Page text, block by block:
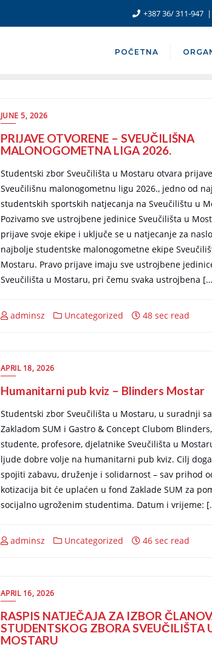
+387 36/ 311-947
POČETNA
JUNE 5, 2026
PRIJAVE OTVORENE – SVEUČILIŠNA
MALONOGOMETNA LIGA 2026.
Studentski zbor Sveučilišta u Mostaru otvara
Sveučilišnu malonogometnu ligu 2026., jedno od
studentskih sportskih natjecanja na Sveučilištu u
Pozivamo sve ustrojbene jedinice Sveučilišta u
prijave svoje ekipe i uključe se u natjecanje za
najbolje studentske malonogometne ekipe
Mostaru. Pravo prijave imaju sve ustrojbene
Sveučilišta u Mostaru, pri čemu svaka ustrojbena
adminsz Uncategorized 48 sec read
APRIL 18, 2026
Humanitarni pub kviz – Blinders Mostar
Studentski zbor Sveučilišta u Mostaru, u suradnji sa
Zakladom SUM i Gastro & Concept Clubom
studente, profesore, djelatnike Sveučilišta u
ljude dobre volje na humanitarni pub kviz. Cilj
spojiti zabavu, druženje i solidarnost – sav prihod
kotizacija bit će uplaćen u fond Zaklade SUM za
socijalno ugroženim studentima. Datum i vrijeme:
adminsz Uncategorized 46 sec read
APRIL 16, 2026
RASPIS NATJEČAJA ZA IZBOR
STUDENTSKOG ZBORA SVEUČILIŠTA
MOSTARU